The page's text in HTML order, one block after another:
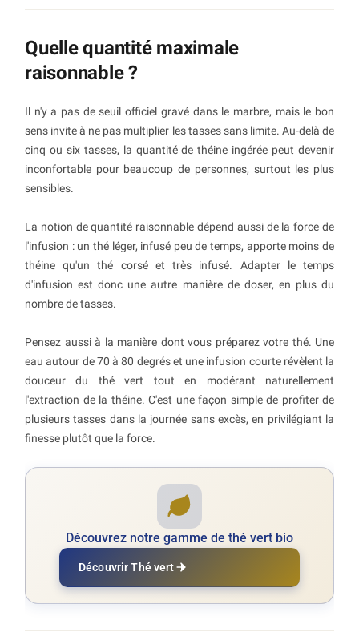
Quelle quantité maximale
raisonnable ?
Il n'y a pas de seuil officiel gravé dans le marbre, mais le bon
sens invite à ne pas multiplier les tasses sans limite. Au-delà de
cinq ou six tasses, la quantité de théine ingérée peut devenir
inconfortable pour beaucoup de personnes, surtout les plus
sensibles.
La notion de quantité raisonnable dépend aussi de la force de
l'infusion : un thé léger, infusé peu de temps, apporte moins de
théine qu'un thé corsé et très infusé. Adapter le temps
d'infusion est donc une autre manière de doser, en plus du
nombre de tasses.
Pensez aussi à la manière dont vous préparez votre thé. Une
eau autour de 70 à 80 degrés et une infusion courte révèlent la
douceur du thé vert tout en modérant naturellement
l'extraction de la théine. C'est une façon simple de profiter de
plusieurs tasses dans la journée sans excès, en privilégiant la
finesse plutôt que la force.
Découvrez notre gamme de thé vert bio
Découvrir Thé vert